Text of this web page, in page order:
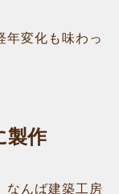
年変化も味わっ
製作
なんば建築工房